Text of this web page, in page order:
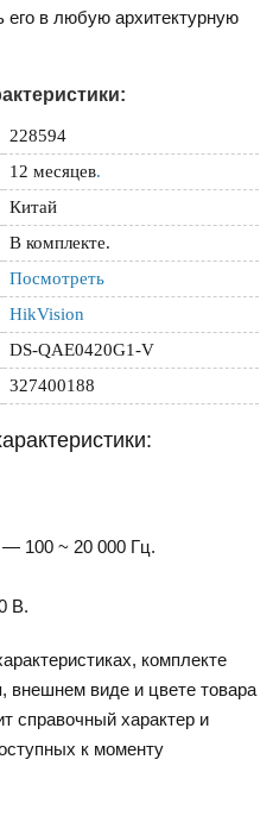
его в любую архитектурную
228594
12 месяцев.
Китай
В комплекте.
Посмотреть
HikVision
DS-QAE0420G1-V
327400188
— 100 ~ 20 000 Гц.
В.
комплекте
внешнем виде и цвете товара
справочный характер и
к моменту